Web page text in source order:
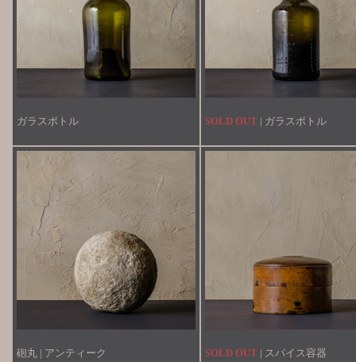
ガラスボトル SOLD OUT | ガラスボトル
砲丸 | アンティーク SOLD OUT | スパイス容器